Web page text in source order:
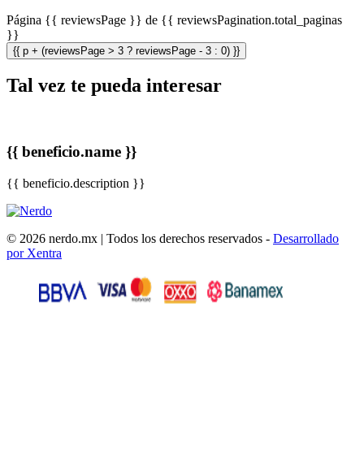
Página {{ reviewsPage }} de {{ reviewsPagination.total_paginas
}}
{{ p + (reviewsPage > 3 ? reviewsPage - 3 : 0) }}
Tal vez te pueda interesar
{{ beneficio.name }}
{{ beneficio.description }}
© 2026 nerdo.mx | Todos los derechos reservados - Desarrollado
por Xentra